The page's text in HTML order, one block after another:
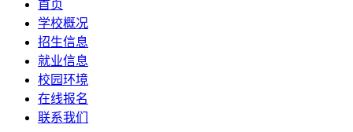
首页
学校概况
招生信息
就业信息
校园环境
在线报名
联系我们